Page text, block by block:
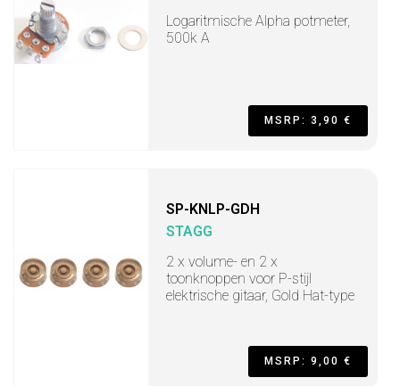
Logaritmische Alpha potmeter,
500k A
MSRP: 3,90 €
SP-KNLP-GDH
STAGG
2 x volume- en 2 x
toonknoppen voor P-stijl
elektrische gitaar, Gold Hat-type
MSRP: 9,00 €